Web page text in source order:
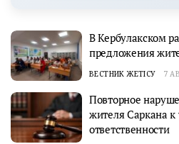
В Кербулакском
предложения
ВЕСТНИК ЖЕТІСУ 7
Повторное
жителя Саркана к
ответственности